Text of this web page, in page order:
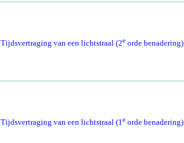
Tijdsvertraging van een lichtstraal (2eorde benadering)
Tijdsvertraging van een lichtstraal (1 eorde benadering)